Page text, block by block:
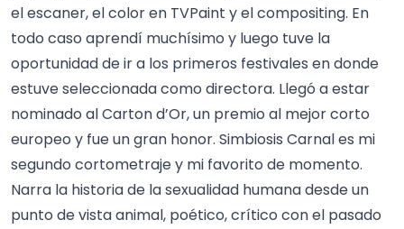
el escaner, el color en TVPaint y el compositing. En
todo caso aprendí muchísimo y luego tuve la
oportunidad de ir a los primeros festivales en donde
estuve seleccionada como directora. Llegó a estar
nominado al Carton d’Or, un premio al mejor corto
europeo y fue un gran honor. Simbiosis Carnal es mi
segundo cortometraje y mi favorito de momento.
Narra la historia de la sexualidad humana desde un
punto de vista animal, poético, crítico con el pasado